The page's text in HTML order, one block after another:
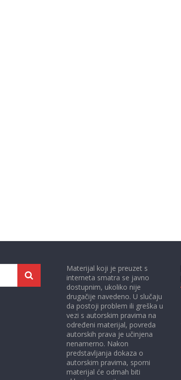
Materijal koji je preuzet s
interneta smatra se javno
dostupnim, ukoliko nije
drugačije navedeno. U slučaju
da postoji problem ili greška u
vezi s autorskim pravima na
određeni materijal, povreda
autorskih prava je učinjena
nenamerno. Nakon
predstavljanja dokaza o
autorskim pravima, sporni
materijal će odmah biti